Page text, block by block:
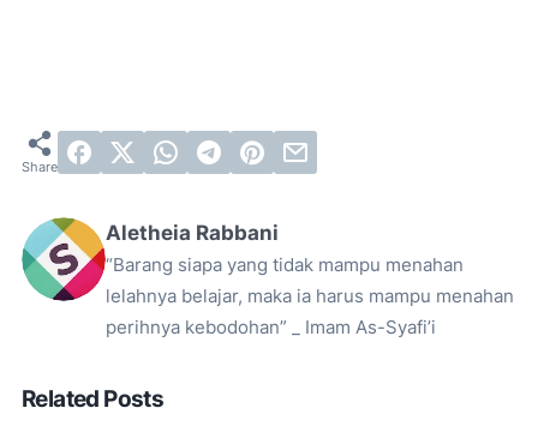
Aletheia Rabbani
“Barang siapa yang tidak mampu menahan
lelahnya belajar, maka ia harus mampu menahan
perihnya kebodohan” _ Imam As-Syafi’i
Related Posts